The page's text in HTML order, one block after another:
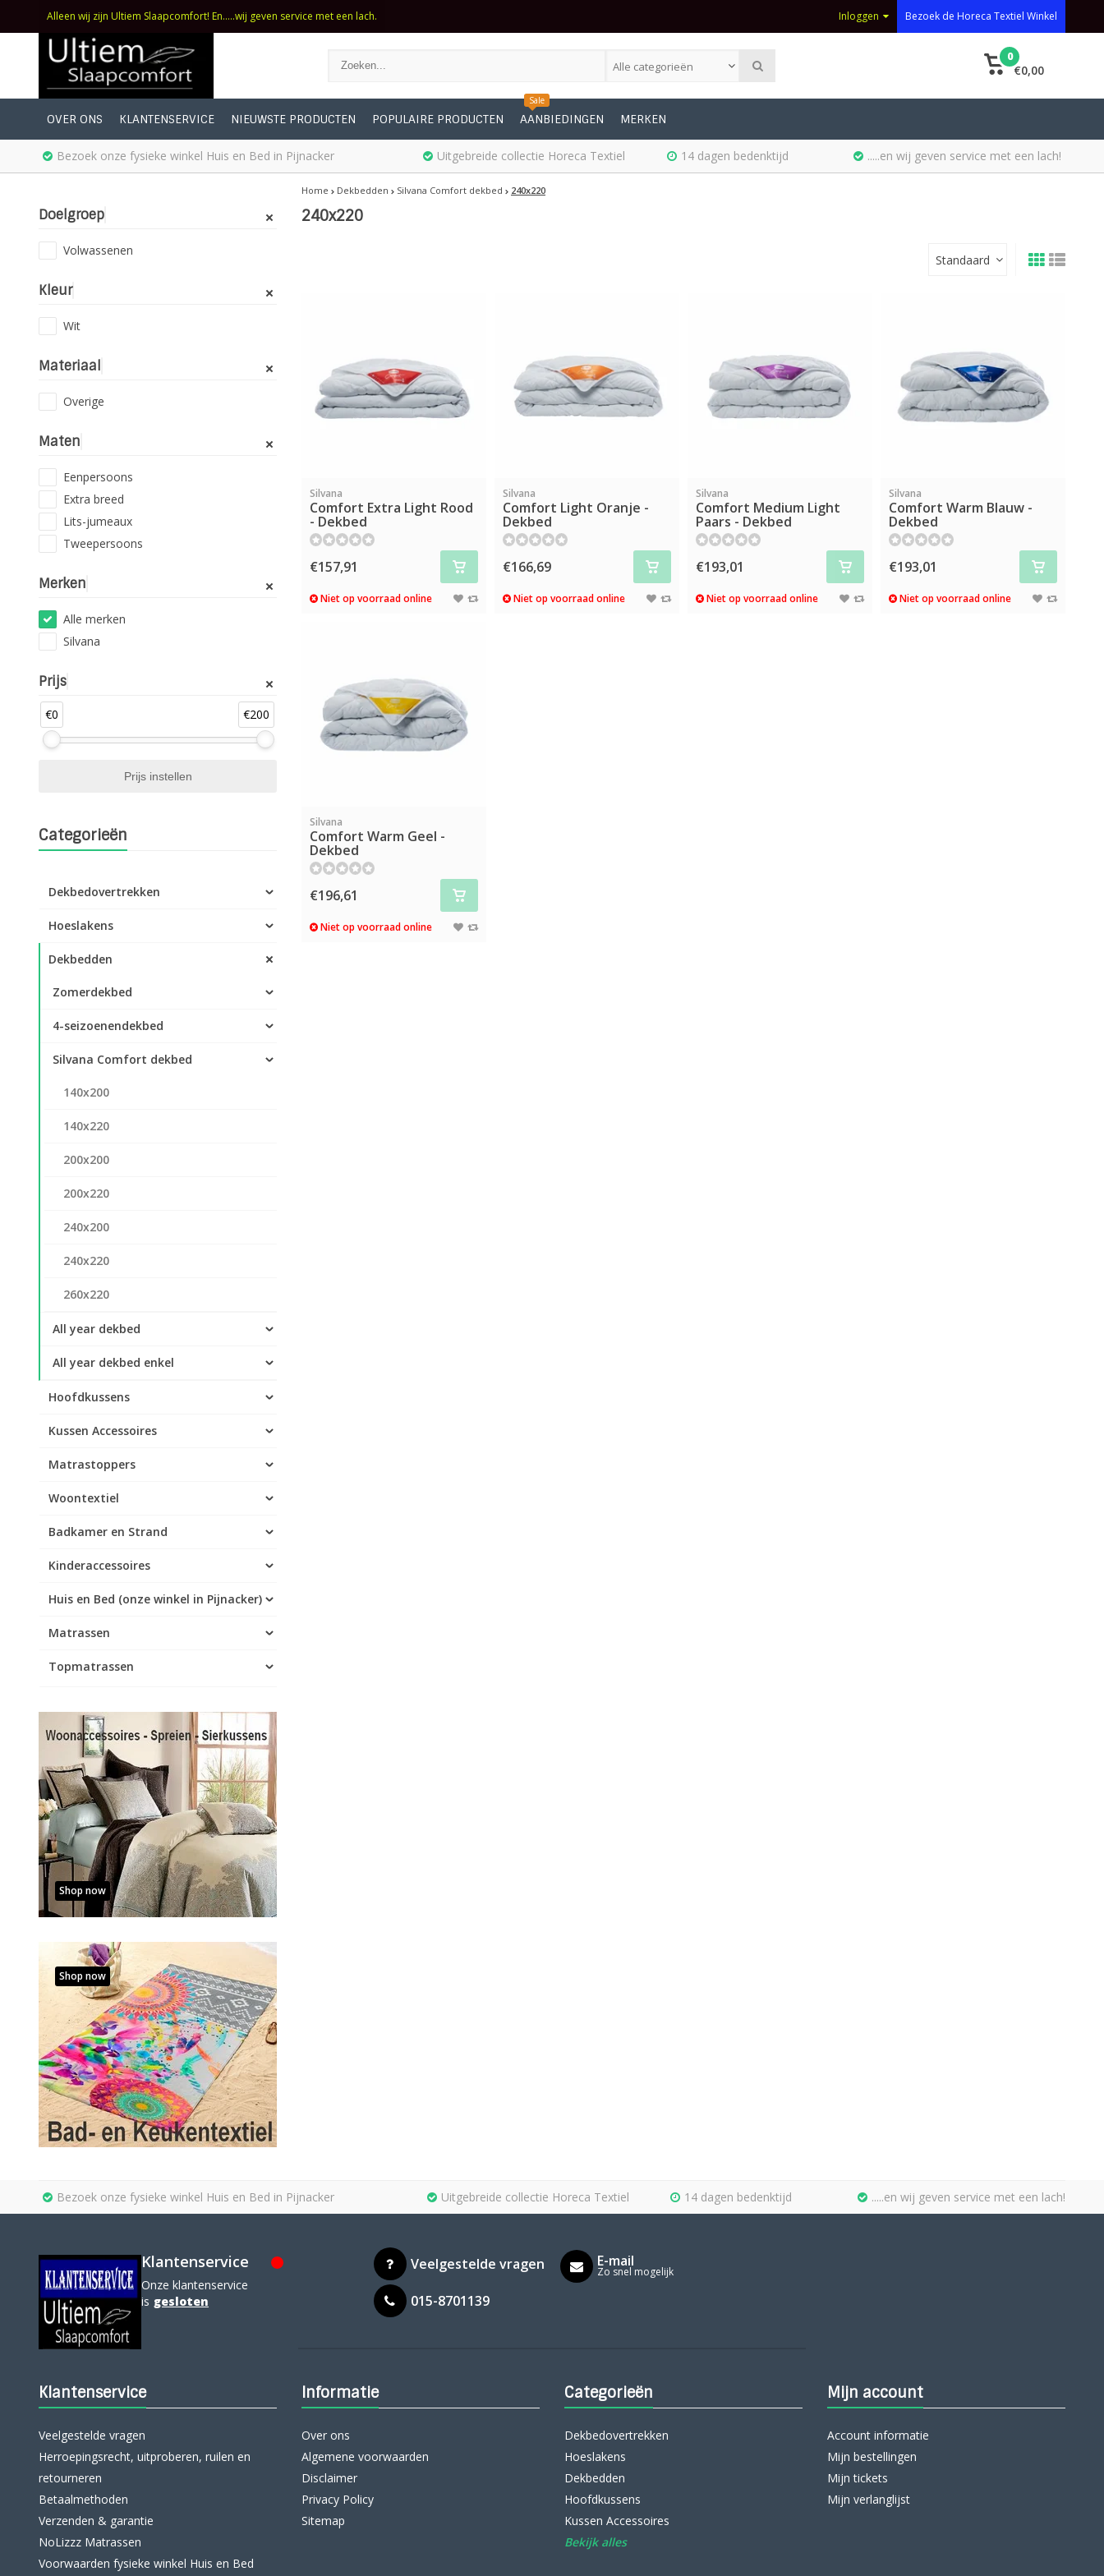
Alleen wij zijn Ultiem Slaapcomfort! En.....wij geven service met een lach. Inloggen Bezoek de Horeca Textiel Winkel
Alle categorieën
0
€0,00
OVER ONS KLANTENSERVICE NIEUWSTE PRODUCTEN POPULAIRE PRODUCTEN
Sale
AANBIEDINGEN MERKEN
Bezoek onze fysieke winkel Huis en Bed in Pijnacker Uitgebreide collectie Horeca Textiel 14 dagen bedenktijd .....en wij geven service met een lach!
Doelgroep
Volwassenen
Kleur
Wit
Materiaal
Overige
Maten
Eenpersoons
Extra breed
Lits-jumeaux
Tweepersoons
Merken
Alle merken
Silvana
Prijs
€0 €200
Categorieën
Dekbedovertrekken
Hoeslakens
Dekbedden
Zomerdekbed
4-seizoenendekbed
Silvana Comfort dekbed
140x200
140x220
200x200
200x220
240x200
240x220
260x220
All year dekbed
All year dekbed enkel
Hoofdkussens
Kussen Accessoires
Matrastoppers
Woontextiel
Badkamer en Strand
Kinderaccessoires
Huis en Bed (onze winkel in Pijnacker)
Matrassen
Topmatrassen
Shop now
Shop now
Home Dekbedden Silvana Comfort dekbed 240x220
240x220
Standaard
Silvana
Comfort Extra Light Rood
- Dekbed
€157,91
Niet op voorraad online
Silvana
Comfort Light Oranje -
Dekbed
€166,69
Niet op voorraad online
Silvana
Comfort Medium Light
Paars - Dekbed
€193,01
Niet op voorraad online
Silvana
Comfort Warm Blauw -
Dekbed
€193,01
Niet op voorraad online
Silvana
Comfort Warm Geel -
Dekbed
€196,61
Niet op voorraad online
Bezoek onze fysieke winkel Huis en Bed in Pijnacker Uitgebreide collectie Horeca Textiel 14 dagen bedenktijd .....en wij geven service met een lach!
Klantenservice
Onze klantenservice
is gesloten
Veelgestelde vragen
015-8701139
E-mail
Zo snel mogelijk
Klantenservice
Veelgestelde vragen
Herroepingsrecht, uitproberen, ruilen en
retourneren
Betaalmethoden
Verzenden & garantie
NoLizzz Matrassen
Voorwaarden fysieke winkel Huis en Bed
Informatie
Over ons
Algemene voorwaarden
Disclaimer
Privacy Policy
Sitemap
Categorieën
Dekbedovertrekken
Hoeslakens
Dekbedden
Hoofdkussens
Kussen Accessoires
Bekijk alles
Mijn account
Account informatie
Mijn bestellingen
Mijn tickets
Mijn verlanglijst